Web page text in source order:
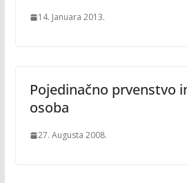
14. Januara 2013.
Pojedinačno prvenstvo
osoba
27. Augusta 2008.